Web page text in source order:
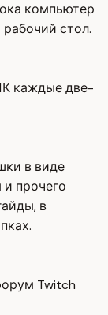
компьютер
стол.
каждые две-
в виде
прочего
в
Twitch